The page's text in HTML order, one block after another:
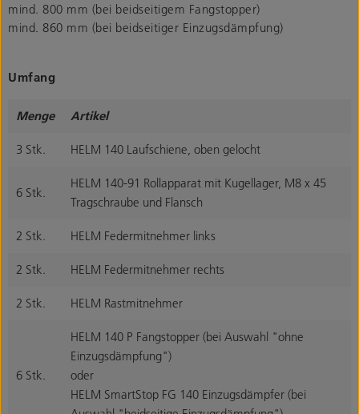
mind. 800 mm (bei beidseitigem Fangstopper)
mind. 860 mm (bei beidseitiger Einzugsdämpfung)
Umfang
Menge Artikel
3 Stk. HELM 140 Laufschiene, oben gelocht
6 Stk.
HELM 140-91 Rollapparat mit Kugellager, M8 x 45
Tragschraube und Flansch
2 Stk. HELM Federmitnehmer links
2 Stk. HELM Federmitnehmer rechts
2 Stk. HELM Rastmitnehmer
6 Stk.
HELM 140 P Fangstopper (bei Auswahl "ohne
Einzugsdämpfung")
oder
HELM SmartStop FG 140 Einzugsdämpfer (bei